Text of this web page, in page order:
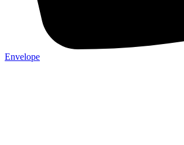
Envelope